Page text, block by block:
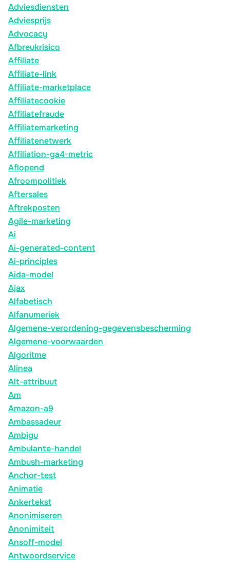
Adviesdiensten
Adviesprijs
Advocacy
Afbreukrisico
Affiliate
Affiliate-link
Affiliate-marketplace
Affiliatecookie
Affiliatefraude
Affiliatemarketing
Affiliatenetwerk
Affiliation-ga4-metric
Aflopend
Afroompolitiek
Aftersales
Aftrekposten
Agile-marketing
Ai
Ai-generated-content
Ai-principles
Aida-model
Ajax
Alfabetisch
Alfanumeriek
Algemene-verordening-gegevensbescherming
Algemene-voorwaarden
Algoritme
Alinea
Alt-attribuut
Am
Amazon-a9
Ambassadeur
Ambigu
Ambulante-handel
Ambush-marketing
Anchor-test
Animatie
Ankertekst
Anonimiseren
Anonimiteit
Ansoff-model
Antwoordservice